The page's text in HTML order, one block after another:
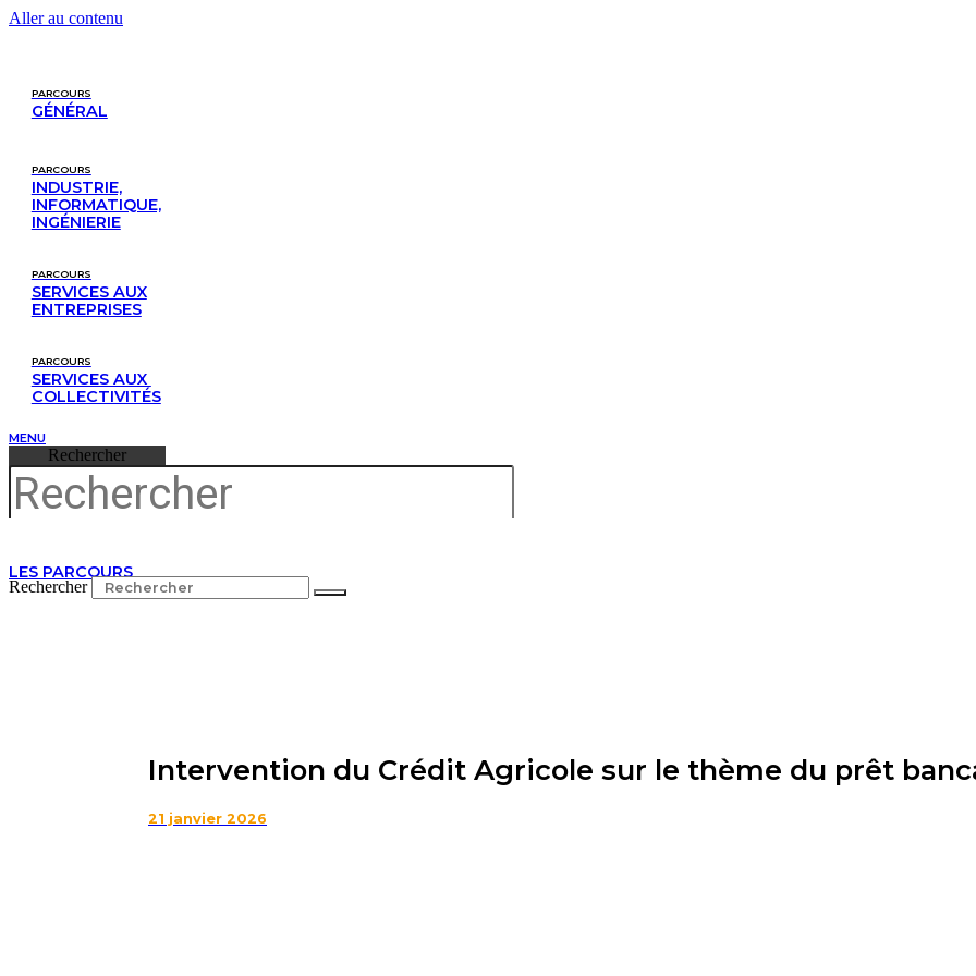
Aller au contenu
PARCOURS
GÉNÉRAL
PARCOURS
INDUSTRIE,
INFORMATIQUE,
INGÉNIERIE
PARCOURS
SERVICES AUX
ENTREPRISES
PARCOURS
SERVICES AUX
COLLECTIVITÉS
MENU
Rechercher
LES PARCOURS
Rechercher
Intervention du Crédit Agricole sur le thème du prêt
21 janvier 2026